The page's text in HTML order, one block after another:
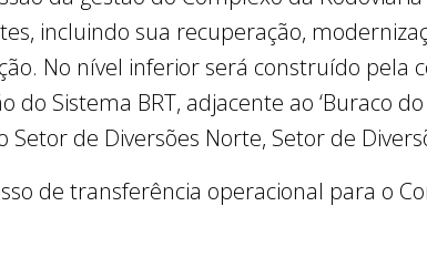
incluindo sua recuperação,
No nível inferior será construído pela
do Sistema BRT, adjacente ao ‘Buraco
Setor de Diversões Norte, Setor de
de transferência operacional para o